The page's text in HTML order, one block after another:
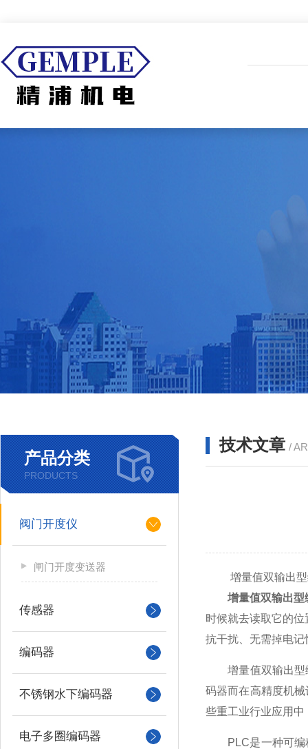
产品分类
PRODUCTS
阀门开度仪
闸门开度变送器
传感器
编码器
不锈钢水下编码器
电子多圈编码器
技术文章 /
增量值双输出型
增量值双输出型
时候就去读取它的
抗干扰、无需掉电
增量值双输出型编
码器而在高精度机
些重工业行业应用
PLC是一种可编程